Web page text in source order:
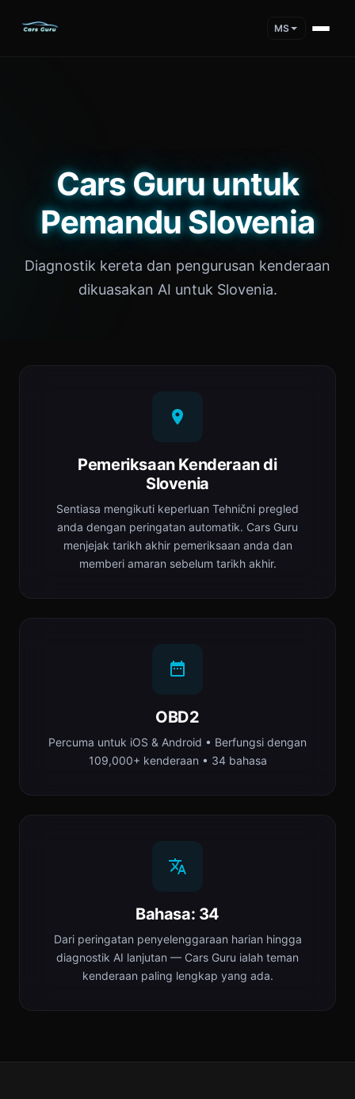
MS
Cars Guru untuk
Pemandu Slovenia
Diagnostik kereta dan pengurusan kenderaan
dikuasakan AI untuk Slovenia.
Pemeriksaan Kenderaan di
Slovenia
Sentiasa mengikuti keperluan Tehnični pregled
anda dengan peringatan automatik. Cars Guru
menjejak tarikh akhir pemeriksaan anda dan
memberi amaran sebelum tarikh akhir.
OBD2
Percuma untuk iOS & Android • Berfungsi dengan
109,000+ kenderaan • 34 bahasa
Bahasa: 34
Dari peringatan penyelenggaraan harian hingga
diagnostik AI lanjutan — Cars Guru ialah teman
kenderaan paling lengkap yang ada.